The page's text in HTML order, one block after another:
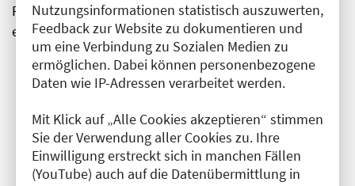
Nutzungsinformationen statistisch auszuwerten,
Feedback zur Website zu dokumentieren und
um eine Verbindung zu Sozialen Medien zu
ermöglichen. Dabei können personenbezogene
Daten wie IP-Adressen verarbeitet werden.
Mit Klick auf „Alle Cookies akzeptieren“ stimmen
Sie der Verwendung aller Cookies zu. Ihre
Einwilligung erstreckt sich in manchen Fällen
(YouTube) auch auf die Datenübermittlung in
Formular, in das sie ihren Blutdruck oder Puls
eintragen konnten.
ALLES AUF EINEN BLICK
Boys’Day 2024